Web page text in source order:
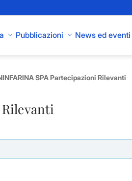
Pubblicazioni News ed eventi
SPA Partecipazioni Rilevanti